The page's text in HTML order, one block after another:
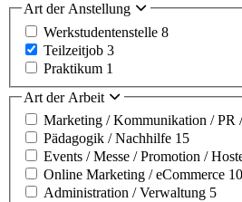
Art der Anstellung
Werkstudentenstelle 8
Teilzeitjob 3
Praktikum 1
Art der Arbeit
Marketing / Kommunikation / PR
Pädagogik / Nachhilfe 15
Events / Messe / Promotion /
Online Marketing / eCommerce 10
Administration / Verwaltung 5